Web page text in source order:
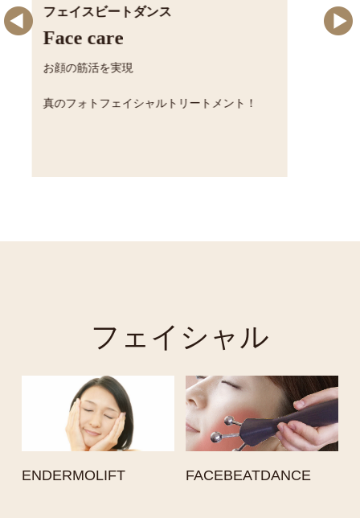
フェイスビートダンス
Face care
お顔の筋活を実現
真のフォトフェイシャルトリートメント！
サ
プ
フェイシャル
ENDERMOLIFT FACEBEATDANCE